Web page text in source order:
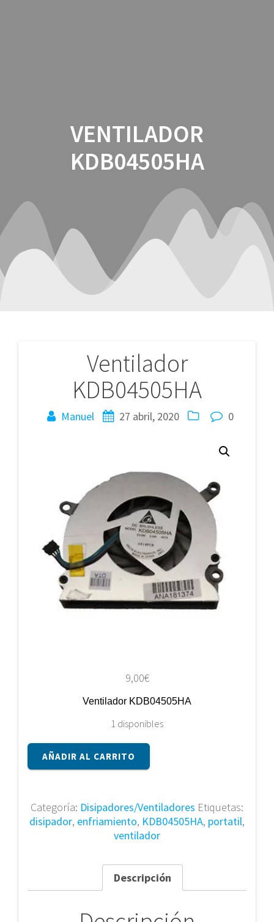
VENTILADOR
KDB04505HA
Ventilador
KDB04505HA
Manuel 27 abril, 2020 0
9,00€
Ventilador KDB04505HA
1 disponibles
Ventilador
KDB04505HA
AÑADIR AL CARRITO
Categoría: Disipadores/Ventiladores Etiquetas:
disipador, enfriamiento, KDB04505HA, portatil,
ventilador
Descripción
Navegación
entradas